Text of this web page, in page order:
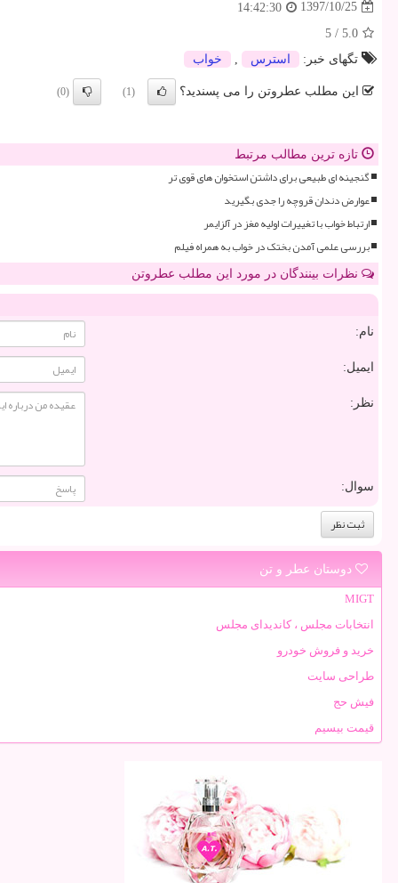
1397/10/25
14:42:30
5.0
/
5
تگهای خبر:
استرس خواب
این مطلب عطروتن را می پسندید؟ (1)
(0)
تازه ترین مطالب مرتبط
گنجینه ای طبیعی برای داشتن استخوان های قوی تر
عوارض دندان قروچه را جدی بگیرید
ارتباط خواب با تغییرات اولیه مغز در آلزایمر
بررسی علمی آمدن بختک در خواب به همراه فیلم
نظرات بینندگان در مورد این مطلب عطروتن
نام:
ایمیل:
نظر:
سوال:
دوستان عطر و تن
MIGT
انتخابات مجلس ، کاندیدای مجلس
خرید و فروش خودرو
طراحی سایت
فیش حج
قیمت بیسیم